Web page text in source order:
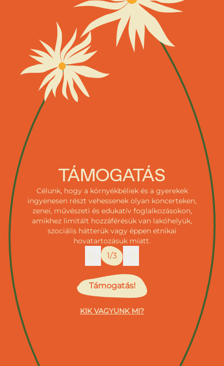
TÁMOGATÁS
Célunk, hogy a környékbéliek és a gyerekek
ingyenesen részt vehessenek olyan koncerteken,
zenei, művészeti és edukatív foglalkozásokon,
amikhez limitált hozzáférésük van lakóhelyük,
szociális hátterük vagy éppen etnikai
hovatartozásuk miatt.
1/3
Támogatás!
KIK VAGYUNK MI?